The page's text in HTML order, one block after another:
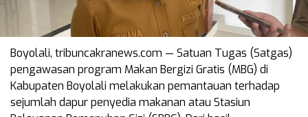
Boyolali, tribuncakranews.com — Satuan Tugas (Satgas)
pengawasan program Makan Bergizi Gratis (MBG) di
Kabupaten Boyolali melakukan pemantauan terhadap
sejumlah dapur penyedia makanan atau Stasiun